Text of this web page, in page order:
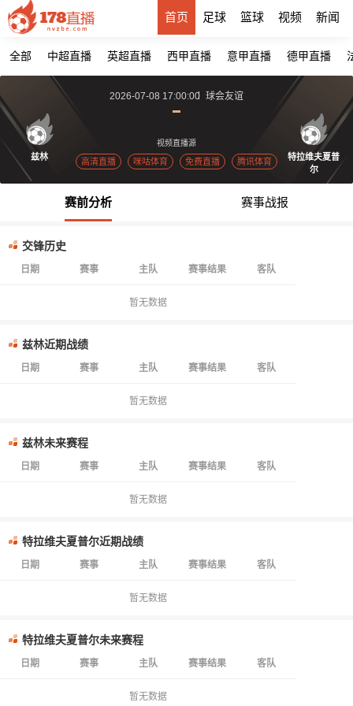
首页 足球 篮球 视频 新闻
全部 中超直播 英超直播 西甲直播 意甲直播 德甲直播
兹林
特拉维夫夏普
尔
2026-07-08 17:00:00 球会友谊
视频直播源
高清直播 咪咕体育 免费直播 腾讯体育
赛前分析 赛事战报
交锋历史
日期 赛事 主队 赛事结果 客队
暂无数据
兹林近期战绩
日期 赛事 主队 赛事结果 客队
暂无数据
兹林未来赛程
日期 赛事 主队 赛事结果 客队
暂无数据
特拉维夫夏普尔近期战绩
日期 赛事 主队 赛事结果 客队
暂无数据
特拉维夫夏普尔未来赛程
日期 赛事 主队 赛事结果 客队
暂无数据